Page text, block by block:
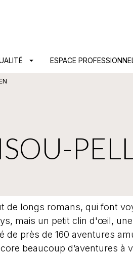
arrow_drop_down ESPACE
de longs romans, qui font
mais un petit clin d'œil,
de près de 160 aventures
beaucoup d’aventures à